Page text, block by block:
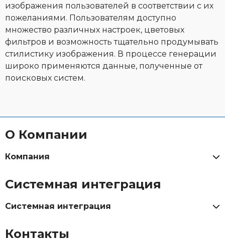
изображения пользователей в соответствии с их
пожеланиями. Пользователям доступно
множество различных настроек, цветовых
фильтров и возможность тщательно продумывать
стилистику изображения. В процессе генерации
широко применяются данные, полученные от
поисковых систем.
О Компании
Компания
Системная интеграция
Системная интеграция
Контакты